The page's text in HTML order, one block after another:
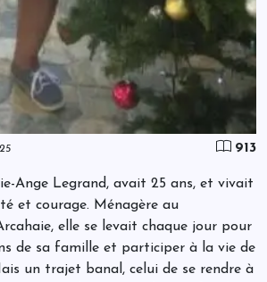
913
Ange Legrand, avait 25 ans, et vivait
et courage. Ménagère au
elle se levait chaque jour pour
de sa famille et participer à la vie de
un trajet banal, celui de se rendre à